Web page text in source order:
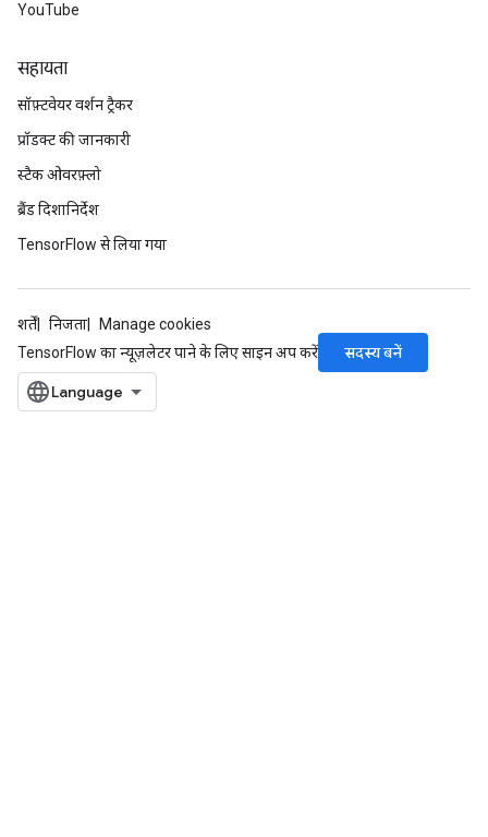
YouTube
सहायता
सॉफ़्टवेयर वर्शन ट्रैकर
प्रॉडक्ट की जानकारी
स्टैक ओवरफ़्लो
ब्रैंड दिशानिर्देश
TensorFlow से लिया गया
शर्तें निजता
Manage cookies
TensorFlow का न्यूज़लेटर पाने के लिए साइन अप करें
सदस्य बनें